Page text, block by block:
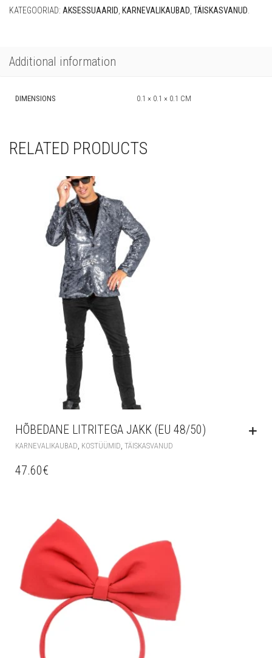
KATEGOORIAD: AKSESSUAARID, KARNEVALIKAUBAD, TÄISKASVANUD.
Additional information
DIMENSIONS 0.1 × 0.1 × 0.1 CM
RELATED PRODUCTS
HÕBEDANE LITRITEGA JAKK (EU 48/50)
KARNEVALIKAUBAD KOSTÜÜMID TÄISKASVANUD
47.60€